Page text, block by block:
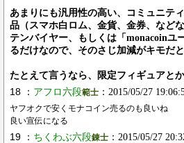
あまりにも汎用性の高い、コミュニテ
品（スマホ白ロム、金貨、金券、などな
テンバイヤー、もしくは「monacoinユ
るだけなので、そのさじ加減がキモだと
たとえて言うなら、限定フィギュアと
18 ： アフロ六段範士 ：2015/05/27
ヤフオクで安くモナコイン売るのも良いね
良い宣伝になる
19 ： ちくわぶ六段錬士 ：2015/05/27